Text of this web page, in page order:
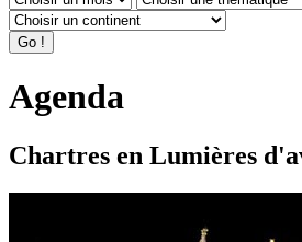
Agenda
Chartres en Lumières